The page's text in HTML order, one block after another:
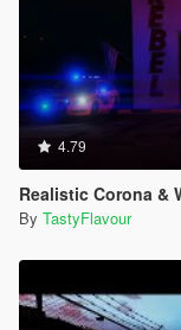
4.79
Realistic Corona &
By TastyFlavour